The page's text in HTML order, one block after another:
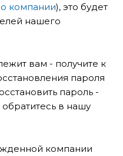
компании), это будет
нашего
вам - получите к
пароля
пароль -
обратитесь в нашу
компании